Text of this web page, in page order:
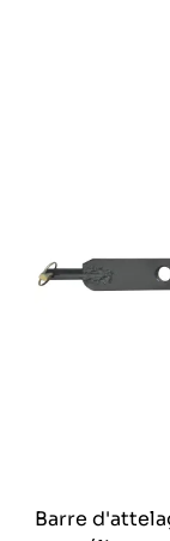
Barre